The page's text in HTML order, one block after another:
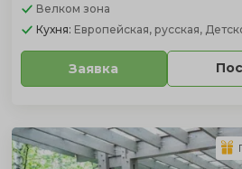
Велком зона
Кухня: Европейская, русская,
Заявка